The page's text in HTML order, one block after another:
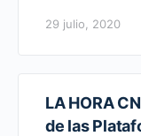
29 julio, 2020
LA HORA
de las